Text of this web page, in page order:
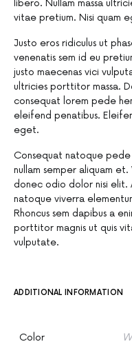
libero. Nullam massa
vitae pretium. Nisi quam
Justo eros ridiculus ut
venenatis sem id eu
justo maecenas vici
ultricies porttitor massa.
consequat lorem pede
eleifend penatibus.
eget.
Consequat natoque
nullam semper aliquam
donec odio dolor nisi elit.
natoque viverra
Rhoncus sem dapibus a
porttitor magnis ut quis
vulputate.
ADDITIONAL INFORMATION
Color